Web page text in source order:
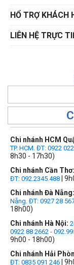
HỔ TRỢ KHÁCH
LIÊN HỆ TRỰC
Chi nhánh HCM
TP. HCM. ĐT: 0922
8h30 - 17h30)
Chi nhánh Cần Thơ:
ĐT: 092.2345.488 |
Chi nhánh Đà Nẵng:
Nẵng. ĐT: 0927 28
18h00)
Chi nhánh Hà Nội:
0922 88 2662 -
9h00 - 18h00)
Chi nhánh Hải
ĐT: 0835 091 246 |